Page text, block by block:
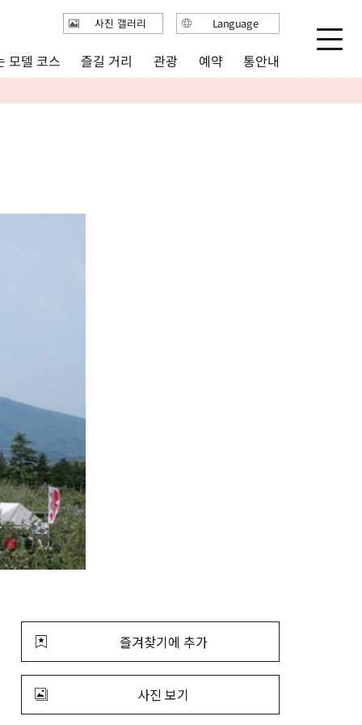
즐겨찾기에 추가
사진 보기
모델 코스 즐길 거리 관광 예약 통안내
사진 갤러리 Language
English
简体中文